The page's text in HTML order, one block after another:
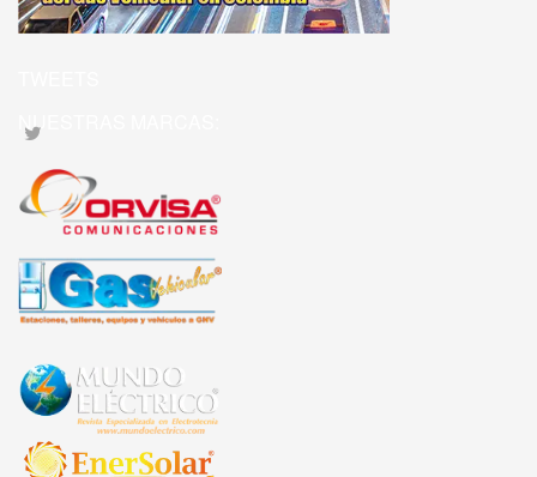
NUESTRAS MARCAS: